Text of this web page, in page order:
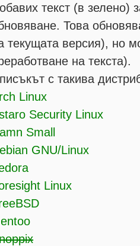
текст (в зелено)
Това
текущата версия), но
на текста).
с такива
Linux
Security Linux
Small
GNU/Linux
Linux